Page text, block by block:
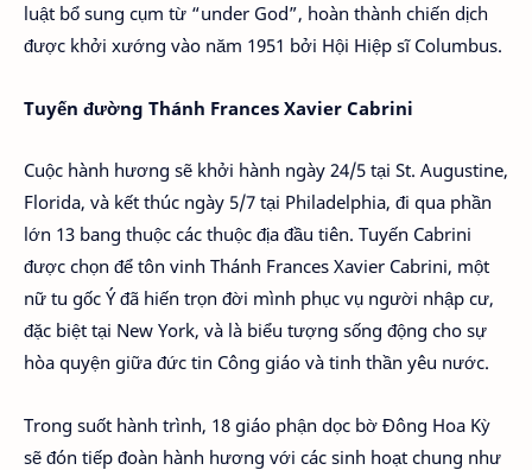
luật bổ sung cụm từ “under God”, hoàn thành chiến dịch
được khởi xướng vào năm 1951 bởi Hội Hiệp sĩ Columbus.
Tuyến đường Thánh Frances Xavier Cabrini
Cuộc hành hương sẽ khởi hành ngày 24/5 tại St. Augustine,
Florida, và kết thúc ngày 5/7 tại Philadelphia, đi qua phần
lớn 13 bang thuộc các thuộc địa đầu tiên. Tuyến Cabrini
được chọn để tôn vinh Thánh Frances Xavier Cabrini, một
nữ tu gốc Ý đã hiến trọn đời mình phục vụ người nhập cư,
đặc biệt tại New York, và là biểu tượng sống động cho sự
hòa quyện giữa đức tin Công giáo và tinh thần yêu nước.
Trong suốt hành trình, 18 giáo phận dọc bờ Đông Hoa Kỳ
sẽ đón tiếp đoàn hành hương với các sinh hoạt chung như